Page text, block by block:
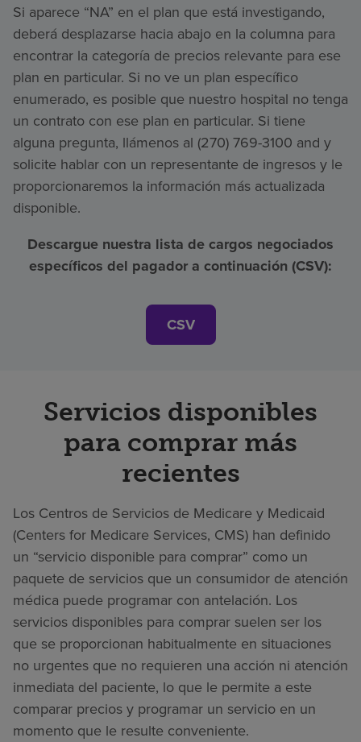
Si aparece “NA” en el plan que está investigando,
deberá desplazarse hacia abajo en la columna para
encontrar la categoría de precios relevante para ese
plan en particular. Si no ve un plan específico
enumerado, es posible que nuestro hospital no tenga
un contrato con ese plan en particular. Si tiene
alguna pregunta, llámenos al (270) 769-3100 and y
solicite hablar con un representante de ingresos y le
proporcionaremos la información más actualizada
disponible.
Descargue nuestra lista de cargos negociados
específicos del pagador a continuación (CSV):
CSV
Servicios disponibles
para comprar más
recientes
Los Centros de Servicios de Medicare y Medicaid
(Centers for Medicare Services, CMS) han definido
un “servicio disponible para comprar” como un
paquete de servicios que un consumidor de atención
médica puede programar con antelación. Los
servicios disponibles para comprar suelen ser los
que se proporcionan habitualmente en situaciones
no urgentes que no requieren una acción ni atención
inmediata del paciente, lo que le permite a este
comparar precios y programar un servicio en un
momento que le resulte conveniente.